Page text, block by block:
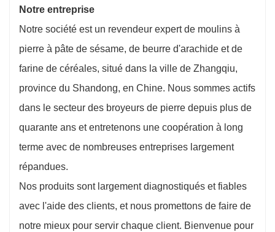
Notre entreprise
Notre société est un revendeur expert de moulins à
pierre à pâte de sésame, de beurre d'arachide et de
farine de céréales, situé dans la ville de Zhangqiu,
province du Shandong, en Chine. Nous sommes actifs
dans le secteur des broyeurs de pierre depuis plus de
quarante ans et entretenons une coopération à long
terme avec de nombreuses entreprises largement
répandues.
Nos produits sont largement diagnostiqués et fiables
avec l'aide des clients, et nous promettons de faire de
notre mieux pour servir chaque client. Bienvenue pour